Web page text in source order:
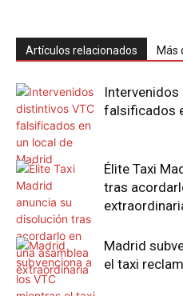
Artículos relacionados Más
falsificados
Élite Taxi
tras
Madrid
el taxi